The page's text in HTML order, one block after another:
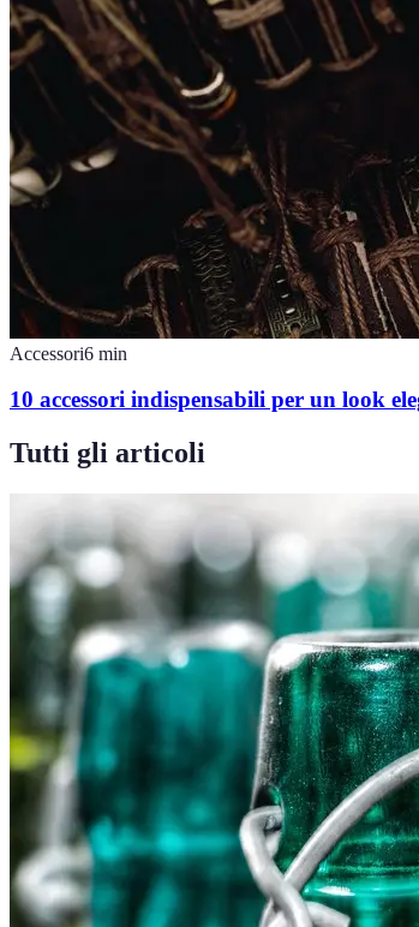
Accessori6 min
10 accessori indispensabili per un look
Tutti gli articoli